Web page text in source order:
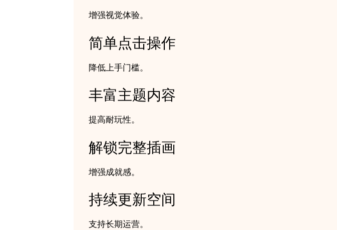
增强视觉体验。
简单点击操作
降低上手门槛。
丰富主题内容
提高耐玩性。
解锁完整插画
增强成就感。
持续更新空间
支持长期运营。